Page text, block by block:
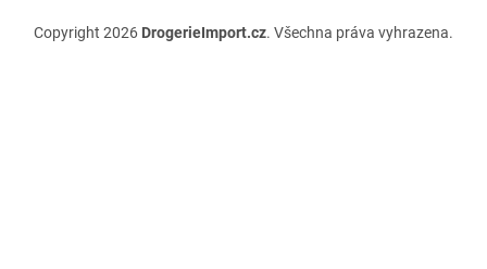
Copyright 2026 DrogerieImport.cz. Všechna práva vyhrazena.